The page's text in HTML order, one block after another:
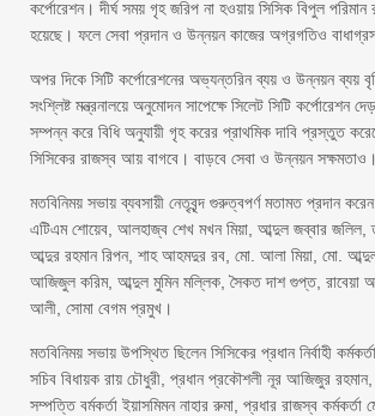
কর্পোরেশন। দীর্ঘ সময় গৃহ জরিপ না হওয়ায় সিসিক বিপুল
হয়েছে। ফলে সেবা প্রদান ও উন্নয়ন কাজের অগ্রগতিও
অপর দিকে সিটি কর্পোরেশনের অভ্যন্তরিন ব্যয় ও উন্নয়ন ব্যয়
সংশ্লিষ্ট মন্ত্রনালয়ে অনুমোদন সাপেক্ষে সিলেট সিটি কর্পোরেশন
সম্পন্ন করে বিধি অনুযায়ী গৃহ করের প্রাথমিক দাবি প্রস্তুত
সিসিকের রাজস্ব আয় বাগবে। বাড়বে সেবা ও উন্নয়ন সক্ষমতাও।
মতবিনিময় সভায় ব্যবসায়ী নেতৃবৃন্দ গুরুত্বপর্ণ মতামত প্রদান
এটিএম শোয়েব, আলহাজ্ব শেখ মখন মিয়া, আব্দুল জব্বার জলিল,
আব্দুর রহমান রিপন, শাহ আহমদুর রব, মো. আলা মিয়া, মো.
আজিজুল করিম, আব্দুল মুমিন মল্লিক, সৈকত দাশ গুপ্ত, রাবেয়া
আলী, সোমা বেগম প্রমুখ।
মতবিনিময় সভায় উপস্থিত ছিলেন সিসিকের প্রধান নির্বাহী
সচিব বিধায়ক রায় চৌধুরী, প্রধান প্রকৌশলী নূর আজিজুর রহমান,
সম্পত্তি বর্মকর্তা ইয়াসমিমন নাহার রুমা, প্রধার রাজস্ব কর্মকর্তা